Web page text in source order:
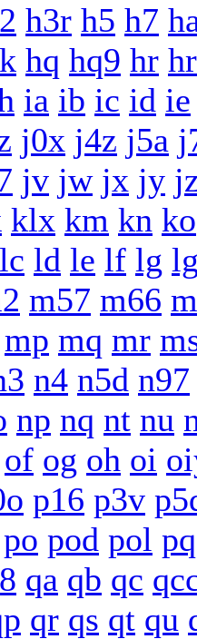
h3r h5 h7
hq hq9 hr
ia ib ic id ie
j0x j4z j5a
jv jw jx jy
klx km kn ko
lc ld le lf lg
m57 m66
mp mq mr
n4 n5d n97
np nq nt nu
of og oh oi
p16 p3v
po pod pol pq
qa qb qc
qr qs qt qu